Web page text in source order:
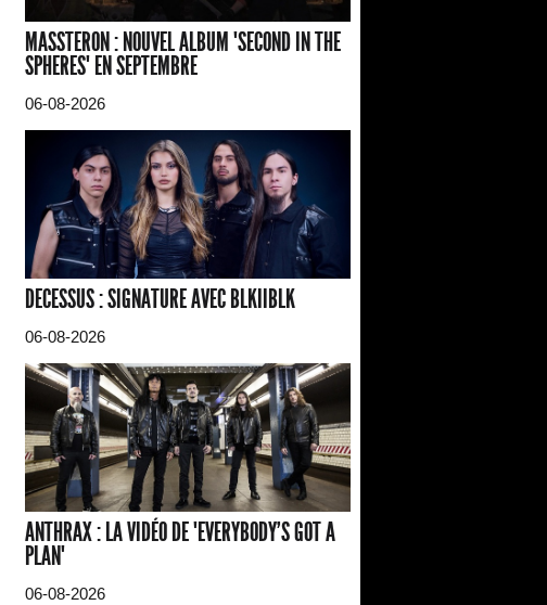
MASSTERON : NOUVEL ALBUM "SECOND IN THE
SPHERES" EN SEPTEMBRE
06-08-2026
DECESSUS : SIGNATURE AVEC BLKIIBLK
06-08-2026
ANTHRAX : LA VIDÉO DE "EVERYBODY'S GOT A
PLAN"
06-08-2026